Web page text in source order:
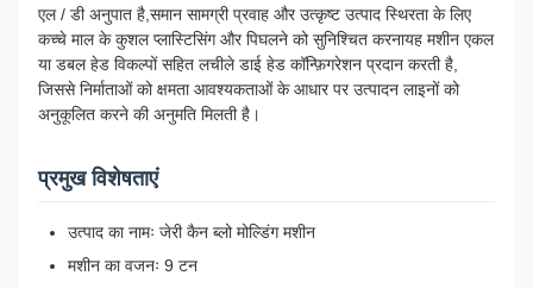
एल / डी अनुपात है,समान सामग्री प्रवाह और उत्कृष्ट उत्पाद स्थिरता के लिए
कच्चे माल के कुशल प्लास्टिसिंग और पिघलने को सुनिश्चित करनायह मशीन एकल
या डबल हेड विकल्पों सहित लचीले डाई हेड कॉन्फ़िगरेशन प्रदान करती है,
जिससे निर्माताओं को क्षमता आवश्यकताओं के आधार पर उत्पादन लाइनों को
अनुकूलित करने की अनुमति मिलती है।
प्रमुख विशेषताएं
उत्पाद का नामः जेरी कैन ब्लो मोल्डिंग मशीन
मशीन का वजनः 9 टन